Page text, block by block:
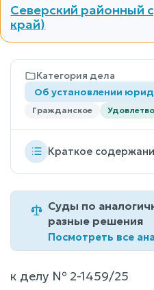
Северский районный
край)
Категория дела
Об установлении
Гражданское
Краткое
Суды по
разные решения
Посмотреть все
к делу № 2-1459/25